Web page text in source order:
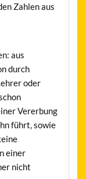
Zahlen aus
aus
durch
oder
Vererbung
führt, sowie
einer
nicht